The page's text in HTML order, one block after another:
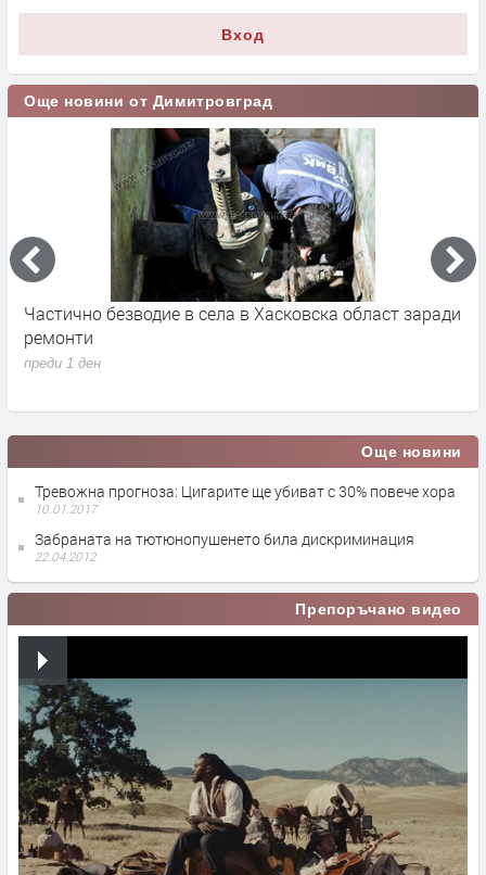
Вход
Още новини от Димитровград
Частично безводие в села в Хасковска област заради
ремонти
преди 1 ден
Още новини
Тревожна прогноза: Цигарите ще убиват с 30% повече хора
10.01.2017
Забраната на тютюнопушенето била дискриминация
22.04.2012
Препоръчано видео